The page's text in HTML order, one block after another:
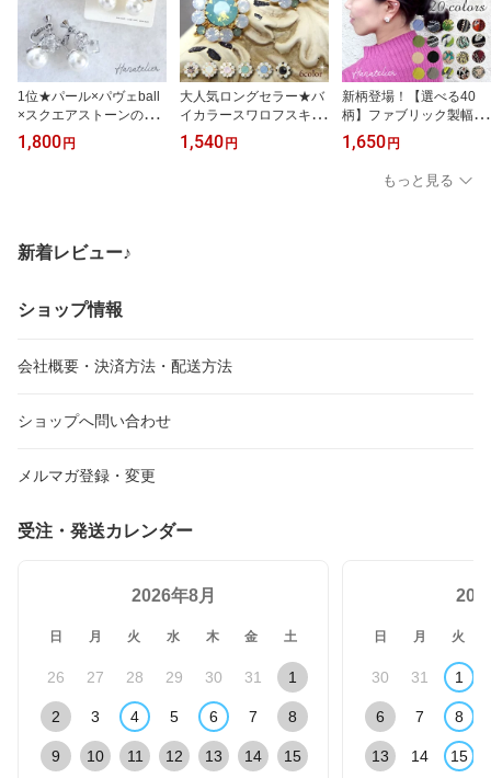
1位★パール×パヴェball
×スクエアストーンのピ
アス＆イヤリングpie070
入学式や結婚式に大人
1,800円
大人気ロングセラー★バ
イカラースワロフスキー
のイヤリング＆ピアス・
チタンポスト【メール便
1,540円
新柄登場！【選べる40
柄】ファブリック製幅広
ターバン風につけれるカ
チューシャ・カチュー
ム・ヘアバンド・ヘッド
アクセ【メール便OK】h
1,650円
もっと見る
新着レビュー♪
ショップ情報
会社概要・決済方法・配送方法
ショップへ問い合わせ
メルマガ登録・変更
受注・発送カレンダー
2026年8月
日 月 火 水 木 金 土
26 27 28 29 30 31 1
2 3 4 5 6 7 8
9 10 11 12 13 14 15
日 月 火
30 31 1
6 7 8
13 14 15